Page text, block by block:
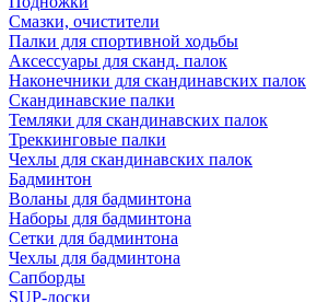
Смазки, очистители
Палки для спортивной ходьбы
Аксессуары для сканд. палок
Наконечники для скандинавских палок
Скандинавские палки
Темляки для скандинавских палок
Треккинговые палки
Чехлы для скандинавских палок
Бадминтон
Воланы для бадминтона
Наборы для бадминтона
Сетки для бадминтона
Чехлы для бадминтона
Сапборды
SUP-доски